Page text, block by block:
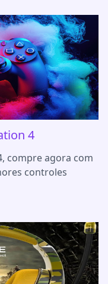
4
compre agora com
controles